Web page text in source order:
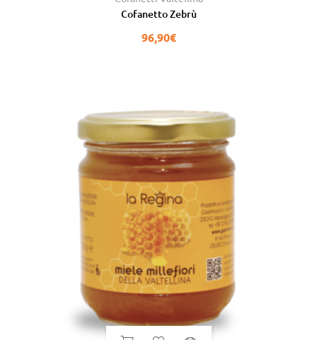
Cofanetto Zebrù
96,90€